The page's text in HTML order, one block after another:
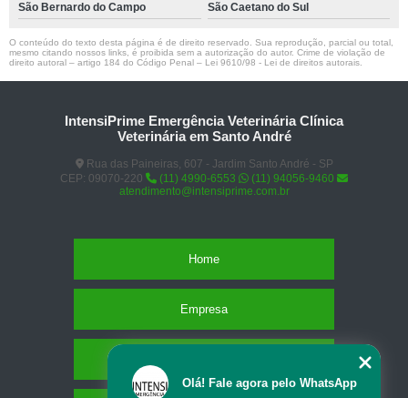
São Bernardo do Campo São Caetano do Sul
O conteúdo do texto desta página é de direito reservado. Sua reprodução, parcial ou total,
mesmo citando nossos links, é proibida sem a autorização do autor. Crime de violação de
direito autoral – artigo 184 do Código Penal – Lei 9610/98 - Lei de direitos autorais
IntensiPrime Emergência Veterinária Clínica
Veterinária em Santo André
Rua das Paineiras, 607 - Jardim Santo André - SP
CEP: 09070-220
(11) 4990-6553
(11) 94056-9460
atendimento@intensiprime.com.br
Home
Empresa
Olá! Fale agora pelo WhatsApp